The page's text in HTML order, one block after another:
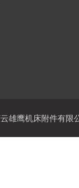
雄鹰机床附件有